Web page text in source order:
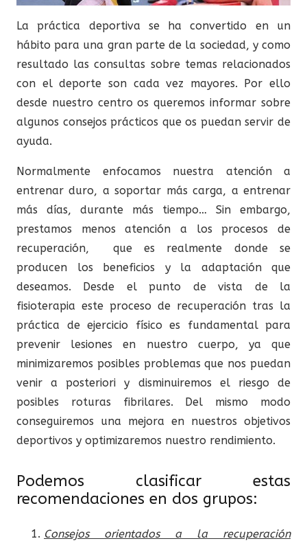
La práctica deportiva se ha convertido en un
hábito para una gran parte de la sociedad, y como
resultado las consultas sobre temas relacionados
con el deporte son cada vez mayores. Por ello
desde nuestro centro os queremos informar sobre
algunos consejos prácticos que os puedan servir de
ayuda.
Normalmente enfocamos nuestra atención a
entrenar duro, a soportar más carga, a entrenar
más días, durante más tiempo… Sin embargo,
prestamos menos atención a los procesos de
recuperación, que es realmente donde se
producen los beneficios y la adaptación que
deseamos. Desde el punto de vista de la
fisioterapia este proceso de recuperación tras la
práctica de ejercicio físico es fundamental para
prevenir lesiones en nuestro cuerpo, ya que
minimizaremos posibles problemas que nos puedan
venir a posteriori y disminuiremos el riesgo de
posibles roturas fibrilares. Del mismo modo
conseguiremos una mejora en nuestros objetivos
deportivos y optimizaremos nuestro rendimiento.
Podemos clasificar estas
recomendaciones en dos grupos:
Consejos orientados
a la recuperación